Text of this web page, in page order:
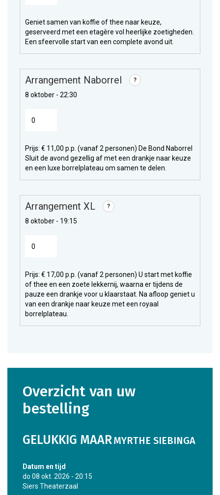
Geniet samen van koffie of thee naar keuze,
geserveerd met een etagère vol heerlijke zoetigheden.
Een sfeervolle start van een complete avond uit.
Arrangement Naborrel ?
8 oktober - 22:30
Prijs: € 11,00 p.p. (vanaf 2 personen) De Bond Naborrel
Sluit de avond gezellig af met een drankje naar keuze
en een luxe borrelplateau om samen te delen.
Arrangement XL ?
8 oktober - 19:15
Prijs: € 17,00 p.p. (vanaf 2 personen) U start met koffie
of thee en een zoete lekkernij, waarna er tijdens de
pauze een drankje voor u klaarstaat. Na afloop geniet u
van een drankje naar keuze met een royaal
borrelplateau.
overzicht van uw
bestelling
GELUKKIG MAAR MYRTHE SIEBINGA
datum en tijd
do 08 okt. 2026 - 20:15
Siers Theaterzaal